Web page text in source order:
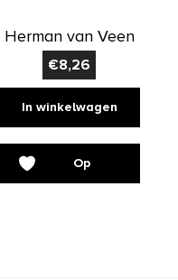
Herman van Veen
€8,26
In winkelwagen
Op